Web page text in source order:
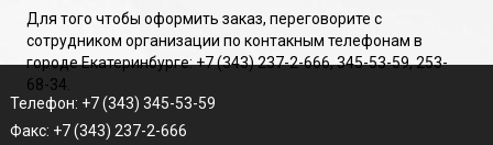
Для того чтобы оформить заказ, переговорите с
сотрудником организации по контакным телефонам в
городе Екатеринбурге: +7 (343) 237-2-666, 345-53-59, 253-
68-34.
Телефон: +7 (343) 345-53-59
Факс: +7 (343) 237-2-666